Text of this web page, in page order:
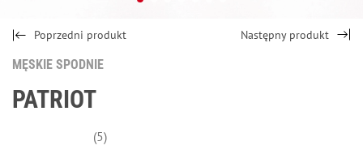
Poprzedni produkt Następny produkt
MĘSKIE SPODNIE
PATRIOT
(5)